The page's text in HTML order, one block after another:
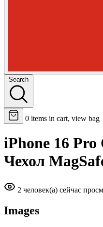
Search
0 items in cart, view bag
iPhone 16
Чехол
2 человек(а) сейчас
Images